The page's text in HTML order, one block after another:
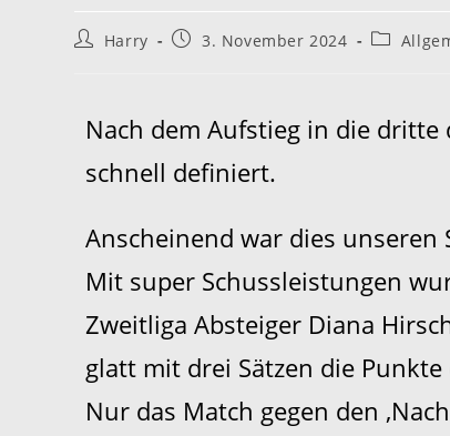
Harry 3. November 2024
Nach dem Aufstieg in die dritte
schnell definiert.
Anscheinend war dies
Mit super Schussleistungen
Zweitliga Absteiger Diana
glatt mit drei Sätzen die
Nur das Match gegen den